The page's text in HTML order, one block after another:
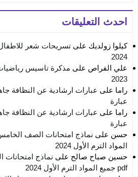
احدث التعليقات
كيلوا زولديك على تسريحات شعر
2024
علي الفراص على مذكرة تاسيس رياضيات
2023
راما على
عبارة
راما على
عبارة
حسن على
المواد الترم الأول 2024
حسين صباح صالح على نماذج امتحانات
pdf جميع المواد الترم الأول 2024